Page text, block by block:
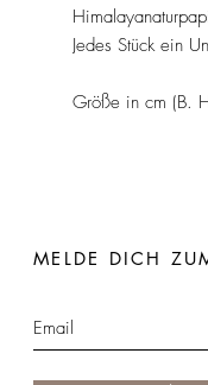
Jedes Stück ein
Größe in cm
MELDE DICH